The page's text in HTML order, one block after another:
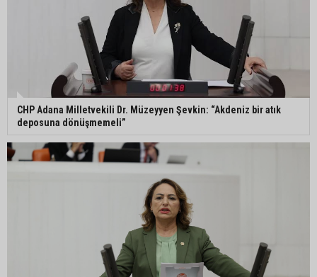
Adana’da internet kablosu hırsızlığı kamerada:
Mahallenin bir bölümünde internet erişimi kesildi
CHP Adana Milletvekili Dr. Müzeyyen Şevkin: “Akdeniz bir atık
deposuna dönüşmemeli”